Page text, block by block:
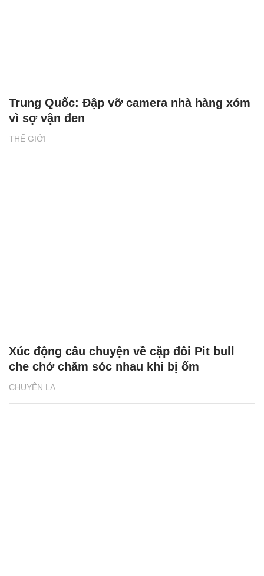
THẾ GIỚI
Trung Quốc: Đập vỡ camera nhà hàng xóm
vì sợ vận đen
CHUYỆN LẠ
Xúc động câu chuyện về cặp đôi Pit bull
che chở chăm sóc nhau khi bị ốm